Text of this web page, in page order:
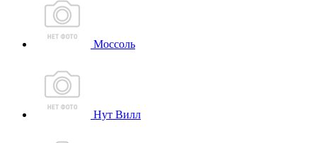
Моссоль
Нут Вилл